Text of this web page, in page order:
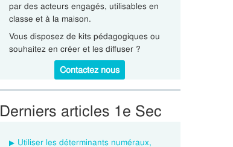
par des acteurs engagés, utilisables en
classe et à la maison.
Vous disposez de kits pédagogiques ou
souhaitez en créer et les diffuser ?
Contactez nous
Derniers articles 1e Sec
Utiliser les déterminants numéraux,